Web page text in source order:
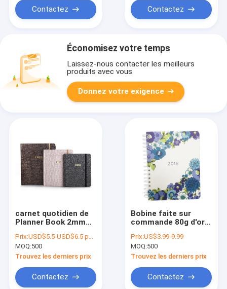
Contactez Contactez
Économisez votre temps
Laissez-nous contacter les meilleurs
produits avec vous.
Donnez votre exigence
carnet quotidien de
Planner Book 2mm
157gsm C2S avec
l'estampillage de
feuille d'or
Prix:USD$5.5-USD$6.5 per set
MOQ:500
Trouvez les derniers prix
Contactez
Bobine faite sur
commande 80g d'or
A5 d'organisateur de
l'ordre du jour
120GSM
Prix:US$3.99-9.99
MOQ:500
Trouvez les derniers prix
Contactez